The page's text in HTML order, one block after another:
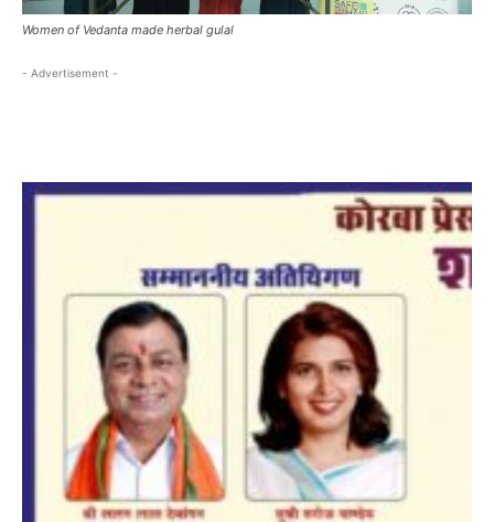
Women of Vedanta made herbal gulal
- Advertisement -